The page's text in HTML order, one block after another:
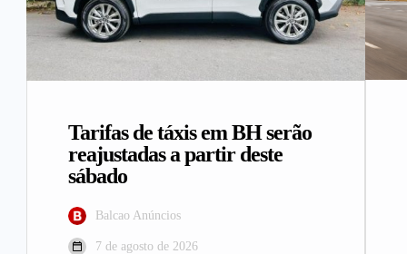
Tarifas de táxis em BH serão
reajustadas a partir deste
sábado
Balcao Anúncios
7 de agosto de 2026